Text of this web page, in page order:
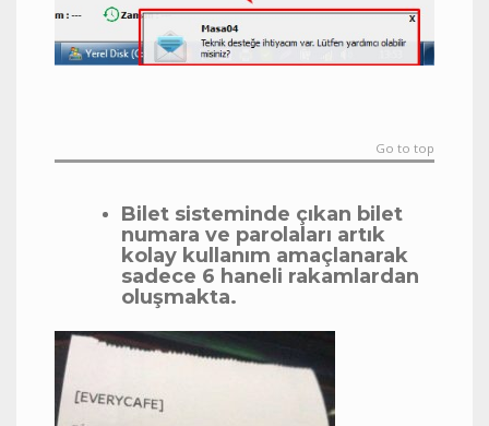
Go to top
Bilet sisteminde çıkan bilet
numara ve parolaları artık
kolay kullanım amaçlanarak
sadece 6 haneli rakamlardan
oluşmakta.